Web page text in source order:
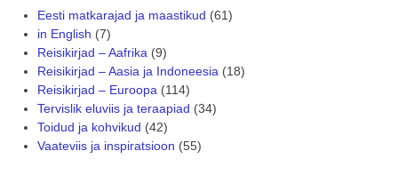
Eesti matkarajad ja maastikud (61)
in English (7)
Reisikirjad – Aafrika(9)
Reisikirjad – Aasia ja Indoneesia(18)
Reisikirjad – Euroopa(114)
Tervislik eluviis ja teraapiad (34)
Toidud ja kohvikud (42)
Vaateviis ja inspiratsioon (55)